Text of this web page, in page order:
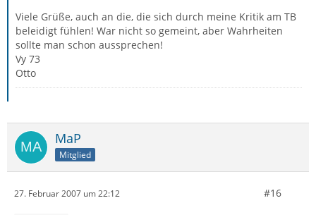
Viele Grüße, auch an die, die sich durch meine Kritik am TB
beleidigt fühlen! War nicht so gemeint, aber Wahrheiten
sollte man schon aussprechen!
Vy 73
Otto
MaP
Mitglied
27. Februar 2007 um 22:12 #16